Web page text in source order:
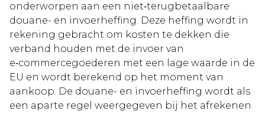
onderworpen aan een niet‑terugbetaalbare
douane- en invoerheffing. Deze heffing wordt in
rekening gebracht om kosten te dekken die
verband houden met de invoer van
e‑commercegoederen met een lage waarde in de
EU en wordt berekend op het moment van
aankoop. De douane- en invoerheffing wordt als
een aparte regel weergegeven bij het afrekenen